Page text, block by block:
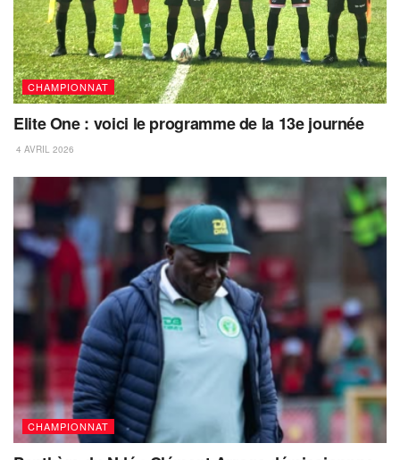
CHAMPIONNAT
Elite One : voici le programme de la 13e journée
4 AVRIL 2026
CHAMPIONNAT